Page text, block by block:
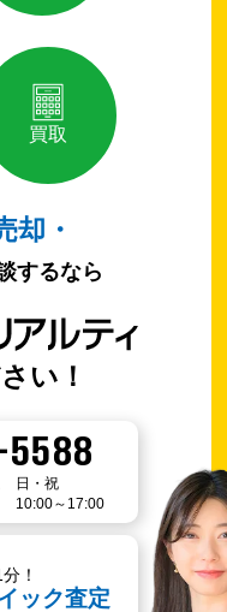
買取
却・
するなら
い！
日・祝
10:00～17:00
！
ック査定